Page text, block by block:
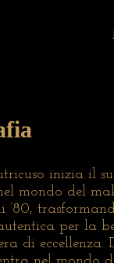
inizia il
mondo del
’80,
per la
di eccellenza.